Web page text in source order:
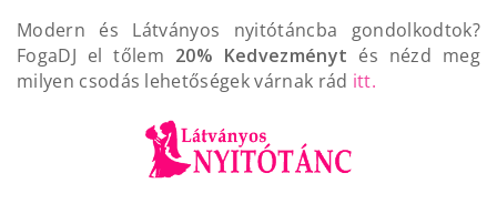
Modern és Látványos nyitótáncba gondolkodtok?
FogaDJ el tőlem 20% Kedvezményt és nézd meg
milyen csodás lehetőségek várnak rád itt.